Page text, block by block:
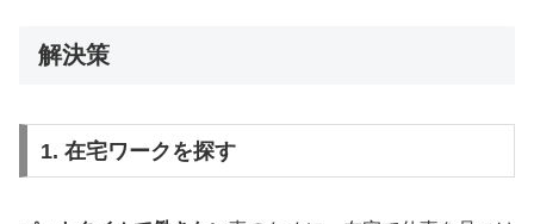
解決策
1. 在宅ワークを探す